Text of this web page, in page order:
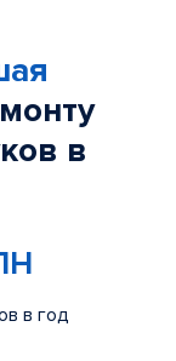
в
в год